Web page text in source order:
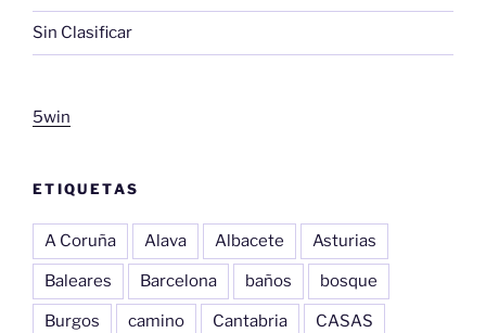
Sin Clasificar
5win
ETIQUETAS
A Coruña Alava Albacete Asturias
Baleares Barcelona baños bosque
Burgos camino Cantabria CASAS